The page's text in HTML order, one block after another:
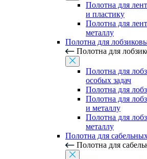
Полотна для
и пластику
Полотна для
металлу
Полотна для
Полотна для
Полотна для
особых задач
Полотна для
Полотна для
и металлу
Полотна для
металлу
Полотна для
Полотна для